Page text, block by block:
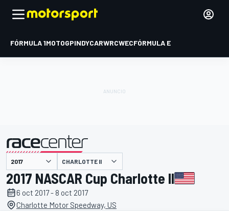
FÓRMULA 1MOTOGPINDYCARWRCWECFÓRMULA E
presentado por CHARLOTTE II
2017 NASCAR Cup Charlotte II
6 oct 2017 - 8 oct 2017
Charlotte Motor Speedway, US